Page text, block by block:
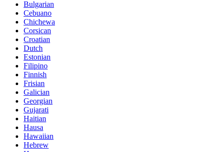
Bulgarian
Cebuano
Chichewa
Corsican
Croatian
Dutch
Estonian
Filipino
Finnish
Frisian
Galician
Georgian
Gujarati
Haitian
Hausa
Hawaiian
Hebrew